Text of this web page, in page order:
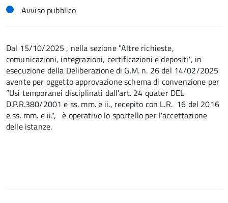
Avviso pubblico
Dal 15/10/2025 , nella sezione "Altre richieste,
comunicazioni, integrazioni, certificazioni e depositi", in
esecuzione della Deliberazione di G.M. n. 26 del 14/02/2025
avente per oggetto approvazione schema di convenzione per
“Usi temporanei disciplinati dall'art. 24 quater DEL
D.P.R.380/2001 e ss. mm. e ii., recepito con L.R. 16 del 2016
e ss. mm. e ii.", è operativo lo sportello per l'accettazione
delle istanze.